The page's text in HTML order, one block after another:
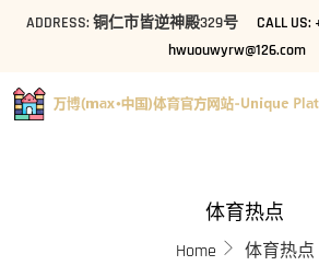
ADDRESS: 铜仁市皆逆神殿329号 CALL US:
hwuouwyrw@126.com
体育热点
Home 体育热点